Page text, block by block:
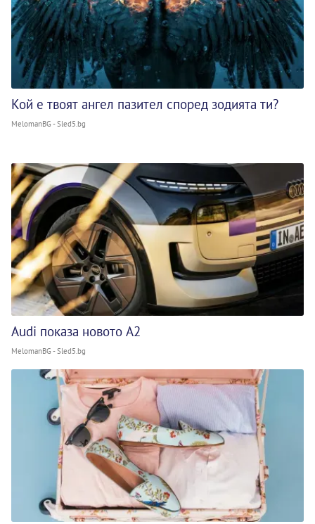
Кой е твоят ангел пазител според зодията ти?
MelomanBG - Sled5.bg
Audi показа новото A2
MelomanBG - Sled5.bg